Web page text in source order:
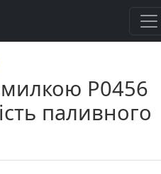
P0456
паливного